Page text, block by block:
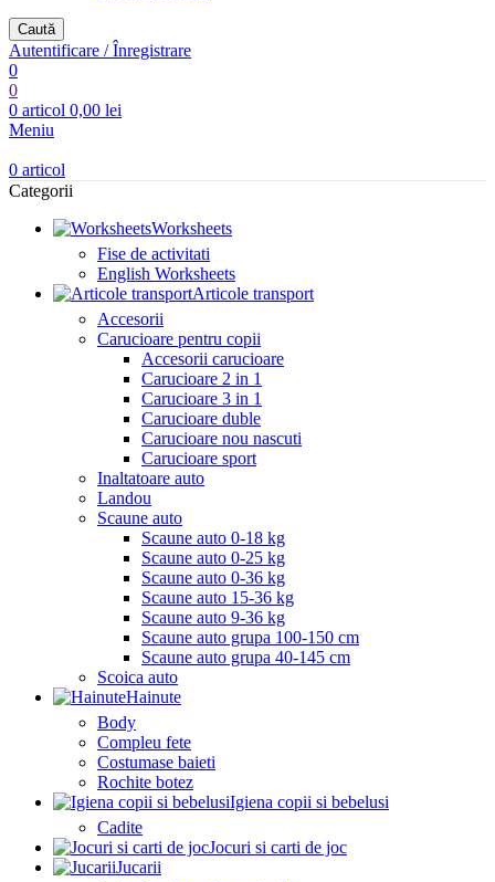
Caută
Autentificare / Înregistrare
0
0
0 articol 0,00 lei
Meniu
0 articol
Categorii
Worksheets
Fise de activitati
English Worksheets
Articole transport
Accesorii
Carucioare pentru copii
Accesorii carucioare
Carucioare 2 in 1
Carucioare 3 in 1
Carucioare duble
Carucioare nou nascuti
Carucioare sport
Inaltatoare auto
Landou
Scaune auto
Scaune auto 0-18 kg
Scaune auto 0-25 kg
Scaune auto 0-36 kg
Scaune auto 15-36 kg
Scaune auto 9-36 kg
Scaune auto grupa 100-150 cm
Scaune auto grupa 40-145 cm
Scoica auto
Hainute
Body
Compleu fete
Costumase baieti
Rochite botez
Igiena copii si bebelusi
Cadite
Jocuri si carti de joc
Jucarii